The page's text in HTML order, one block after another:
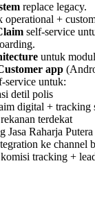
replace legacy.
operational +
self-service
untuk
app
service untuk:
detil polis
digital + tracking
terdekat
Jasa Raharja Putera
ke channel
tracking +